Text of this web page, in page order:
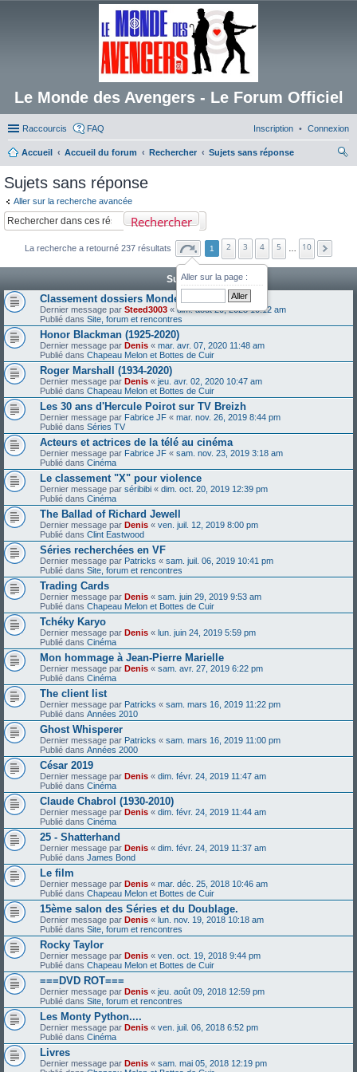
Le Monde des Avengers - Le Forum Officiel
Raccourcis FAQ Connexion
Inscription
Accueil Accueil du forum Rechercher
Sujets sans réponse
Sujets sans réponse
Aller sur la recherche avancée
Rechercher
La recherche a retourné 237 résultats
Aller sur la page :
1 2 3 4 5 10
Sujets
Classement dossiers Monde des Avengers
Dernier message par Steed3003 «dim. août 20, 2023 10:12 am
Publié dans Site, forum et rencontres
Honor Blackman (1925-2020)
Dernier message par Denis « mar. avr. 07, 2020 11:48 am
Publié dans Chapeau Melon et Bottes de Cuir
Roger Marshall (1934-2020)
Dernier message par Denis « jeu. avr. 02, 2020 10:47 am
Publié dans Chapeau Melon et Bottes de Cuir
Les 30 ans d'Hercule Poirot sur TV Breizh
Dernier message par Fabrice JF « mar. nov. 26, 2019 8:44 pm
Publié dans Séries TV
Acteurs et actrices de la télé au cinéma
Dernier message par Fabrice JF « sam. nov. 23, 2019 3:18 am
Publié dans Cinéma
Le classement "X" pour violence
Dernier message par séribibi « dim. oct. 20, 2019 12:39 pm
Publié dans Cinéma
The Ballad of Richard Jewell
Dernier message par Denis « ven. juil. 12, 2019 8:00 pm
Publié dans Clint Eastwood
Séries recherchées en VF
Dernier message par Patricks « sam. juil. 06, 2019 10:41 pm
Publié dans Site, forum et rencontres
Trading Cards
Dernier message par Denis « sam. juin 29, 2019 9:53 am
Publié dans Chapeau Melon et Bottes de Cuir
Tchéky Karyo
Dernier message par Denis « lun. juin 24, 2019 5:59 pm
Publié dans Cinéma
Mon hommage à Jean-Pierre Marielle
Dernier message par Denis « sam. avr. 27, 2019 6:22 pm
Publié dans Cinéma
The client list
Dernier message par Patricks « sam. mars 16, 2019 11:22 pm
Publié dans Années 2010
Ghost Whisperer
Dernier message par Patricks « sam. mars 16, 2019 11:00 pm
Publié dans Années 2000
César 2019
Dernier message par Denis « dim. févr. 24, 2019 11:47 am
Publié dans Cinéma
Claude Chabrol (1930-2010)
Dernier message par Denis « dim. févr. 24, 2019 11:44 am
Publié dans Cinéma
25 - Shatterhand
Dernier message par Denis « dim. févr. 24, 2019 11:37 am
Publié dans James Bond
Le film
Dernier message par Denis « mar. déc. 25, 2018 10:46 am
Publié dans Chapeau Melon et Bottes de Cuir
15ème salon des Séries et du Doublage.
Dernier message par Denis « lun. nov. 19, 2018 10:18 am
Publié dans Site, forum et rencontres
Rocky Taylor
Dernier message par Denis « ven. oct. 19, 2018 9:44 pm
Publié dans Chapeau Melon et Bottes de Cuir
===DVD ROT===
Dernier message par Denis « jeu. août 09, 2018 12:59 pm
Publié dans Site, forum et rencontres
Les Monty Python....
Dernier message par Denis « ven. juil. 06, 2018 6:52 pm
Publié dans Cinéma
Livres
Dernier message par Denis « sam. mai 05, 2018 12:19 pm